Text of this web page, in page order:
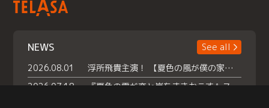
NEWS
See all
2026.08.01
浮所飛貴主演！ 【夏色の風が僕の家にやってきた】 本日よりテラサで独占配信スタート！
2026.07.18
『夏色の雲が恋と嵐をまきおこす』スペシャルメイキング 【Part1】2026年７月18日（土）23時30分～配信スタート！話題のシーンの裏側を大公開！豪華キャスト大集合！ 『武宮家 真夏の家族会議』開催！